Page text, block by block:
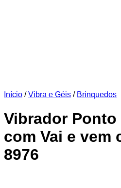
Início / Vibra e Géis / Brinquedos
Vibrador
com Vai e vem
8976